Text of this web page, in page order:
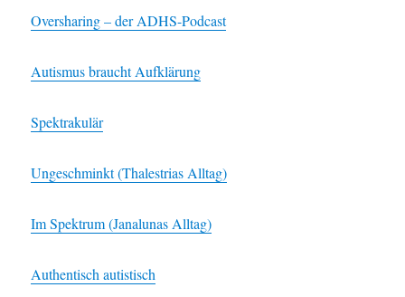
Oversharing – der ADHS-Podcast
Autismus braucht Aufklärung
Spektrakulär
Ungeschminkt (Thalestrias Alltag)
Im Spektrum (Janalunas Alltag)
Authentisch autistisch